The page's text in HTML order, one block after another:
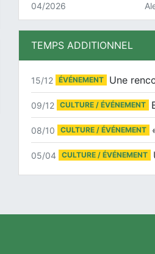
04/2026
TEMPS ADDITIONNEL
15/12 ÉVÉNEMENT
09/12 CULTURE / ÉVÉNEMENT
08/10 CULTURE / ÉVÉNEMENT
05/04 CULTURE / ÉVÉNEMENT